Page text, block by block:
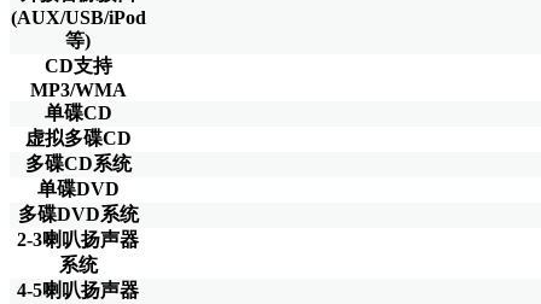
(AUX/USB/iPod
等)
CD支持
MP3/WMA
单碟CD
虚拟多碟CD
多碟CD系统
单碟DVD
多碟DVD系统
2-3喇叭扬声器
系统
4-5喇叭扬声器